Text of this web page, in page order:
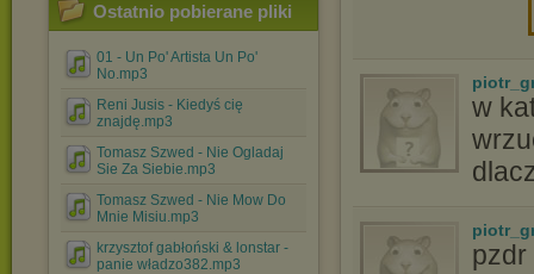
Ostatnio pobierane pliki
01 - Un Po' Artista Un Po'
No.mp3
Reni Jusis - Kiedyś cię
znajdę.mp3
Tomasz Szwed - Nie Ogladaj
Sie Za Siebie.mp3
Tomasz Szwed - Nie Mow Do
Mnie Misiu.mp3
krzysztof gabłoński & lonstar -
panie władzo382.mp3
w
pzdr